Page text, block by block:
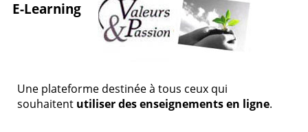
E-Learning
Une plateforme destinée à tous ceux qui
souhaitent utiliser des enseignements en ligne.